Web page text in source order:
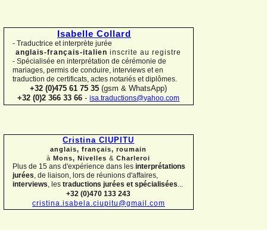
Isabelle Collard
- Traductrice et interprète jurée
anglais-français-italien inscrite au registre
- Spécialisée en interprétation de cérémonie de
mariages, permis de conduire, interviews et en
traduction de certificats, actes notariés et diplômes.
+32 (0)475 61 75 35 (gsm & WhatsApp)
+32 (0)2 366 33 66- isa.traductions@yahoo.com
Cristina CIUPITU
anglais, français, roumain
àMons, Nivelles& Charleroi
Plus de 15 ans d'expérience dans les interprétations
jurées , de liaison, lors de réunions d'affaires,
interviews , les traductions jurées et spécialisées
+32 (0)470 133 243
cristina.isabela.ciupitu@gmail.com